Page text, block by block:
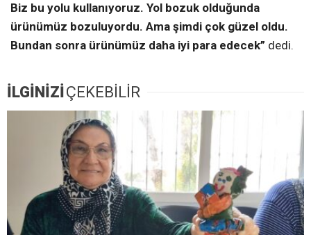
Biz bu yolu kullanıyoruz. Yol bozuk olduğunda
ürünümüz bozuluyordu. Ama şimdi çok güzel oldu.
Bundan sonra ürünümüz daha iyi para edecek” dedi.
İLGİNİZİÇEKEBİLİR